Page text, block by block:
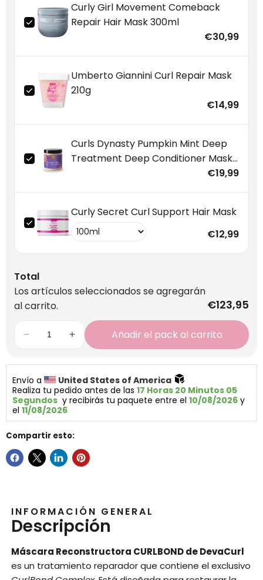
Curly Girl Movement Comeback
Repair Hair Mask 300ml
€30,99
Umberto Giannini Curl Repair Mask
210g
€14,99
Curls Dynasty Pumpkin Mint Deep
Treatment Deep Conditioner Mask
€19,99
Curly Secret Curl Support Hair Mask
€12,99
Total
Los artículos seleccionados se agregarán
al carrito.
€123,95
Añadir el pack al carrito
Envío a
United States of America
Realiza tu pedido antes de las 17 Horas 20 Minutos 05
Segundos
  y recibirás tu paquete entre el
10/08/2026 y
el 11/08/2026
Compartir esto:
INFORMACIÓN GENERAL
Descripción
Máscara Reconstructora CURLBOND de DevaCurl
es un tratamiento reparador que contiene el exclusivo